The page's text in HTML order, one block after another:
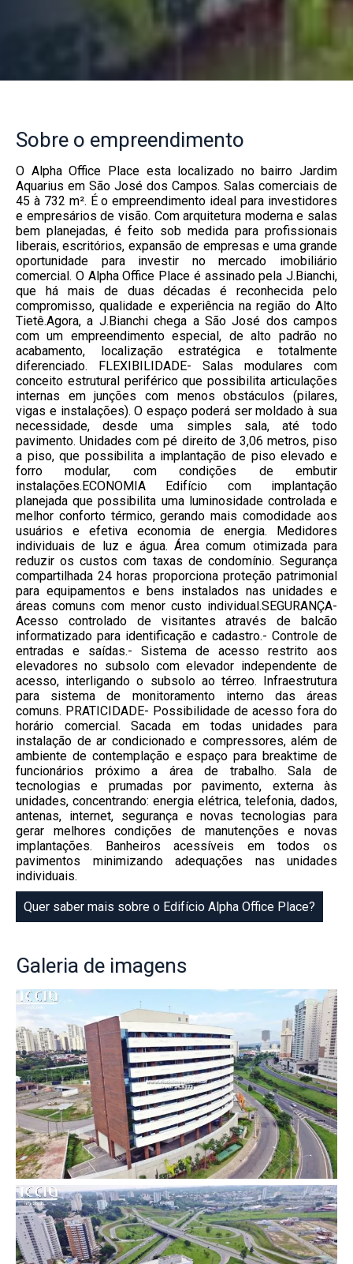
Sobre o empreendimento
O Alpha Office Place esta localizado no bairro Jardim
Aquarius em São José dos Campos. Salas comerciais de
45 à 732 m². É o empreendimento ideal para investidores
e empresários de visão. Com arquitetura moderna e salas
bem planejadas, é feito sob medida para profissionais
liberais, escritórios, expansão de empresas e uma grande
oportunidade para investir no mercado imobiliário
comercial. O Alpha Office Place é assinado pela J.Bianchi,
que há mais de duas décadas é reconhecida pelo
compromisso, qualidade e experiência na região do Alto
Tietê.Agora, a J.Bianchi chega a São José dos campos
com um empreendimento especial, de alto padrão no
acabamento, localização estratégica e totalmente
diferenciado. FLEXIBILIDADE- Salas modulares com
conceito estrutural periférico que possibilita articulações
internas em junções com menos obstáculos (pilares,
vigas e instalações). O espaço poderá ser moldado à sua
necessidade, desde uma simples sala, até todo
pavimento. Unidades com pé direito de 3,06 metros, piso
a piso, que possibilita a implantação de piso elevado e
forro modular, com condições de embutir
instalações.ECONOMIA Edifício com implantação
planejada que possibilita uma luminosidade controlada e
melhor conforto térmico, gerando mais comodidade aos
usuários e efetiva economia de energia. Medidores
individuais de luz e água. Área comum otimizada para
reduzir os custos com taxas de condomínio. Segurança
compartilhada 24 horas proporciona proteção patrimonial
para equipamentos e bens instalados nas unidades e
áreas comuns com menor custo individual.SEGURANÇA-
Acesso controlado de visitantes através de balcão
informatizado para identificação e cadastro.- Controle de
entradas e saídas.- Sistema de acesso restrito aos
elevadores no subsolo com elevador independente de
acesso, interligando o subsolo ao térreo. Infraestrutura
para sistema de monitoramento interno das áreas
comuns. PRATICIDADE- Possibilidade de acesso fora do
horário comercial. Sacada em todas unidades para
instalação de ar condicionado e compressores, além de
ambiente de contemplação e espaço para breaktime de
funcionários próximo a área de trabalho. Sala de
tecnologias e prumadas por pavimento, externa às
unidades, concentrando: energia elétrica, telefonia, dados,
antenas, internet, segurança e novas tecnologias para
gerar melhores condições de manutenções e novas
implantações. Banheiros acessíveis em todos os
pavimentos minimizando adequações nas unidades
individuais.
Quer saber mais sobre o Edifício Alpha Office Place?
Galeria de imagens